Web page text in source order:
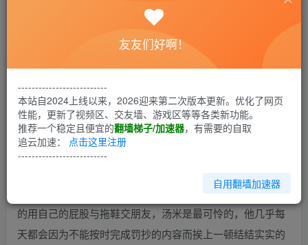
另有小说阅读站点，网罗包括训诫文、腐文在内的
第1回
惩罚的第一周真够要命的，五个男孩很明显还不能适应新的
生活，频繁的犯错让他们多挨了许多打，当然，即使表现很
果史蒂芬喝牛奶的时候小心些，也许就不会有三次甚至更多
的用自己的屁股与拖鞋交朋友，汤米是最可怜的，他几乎每
天都会因为不能按时完成罚抄的内容而挨上一顿结结实实的
友友们好啊！
--------------------------
本站自2024上线以来，2026迎来第二次版本更新。优化了网页
性能，更新了视频区、交友墙、游戏区等等各类新功能。
推荐一个稳定且便宜的翻墙梯子/加速器，有需要的自取
追云加速： 点击这里注册
--------------------------
自用翻墙加速器